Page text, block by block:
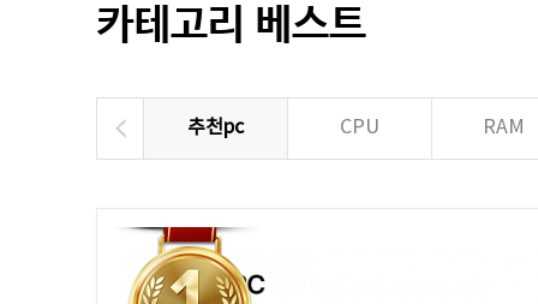
카테고리 베스트
추천pc CPU RAM